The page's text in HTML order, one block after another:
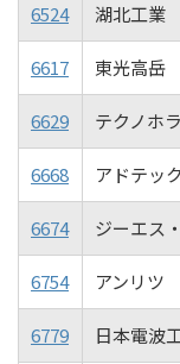
6524 湖北工業
6617 東光高岳
6629 テクノホ
6668 アドテッ
6674 ジーエス
6754 アンリツ
6779 日本電波